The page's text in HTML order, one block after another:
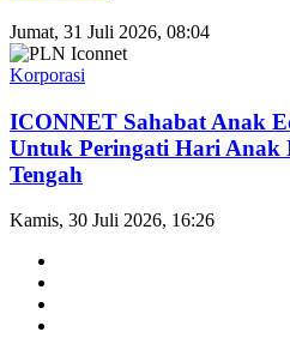
Jumat, 31 Juli 2026, 08:04
Korporasi
ICONNET Sahabat Anak
Untuk Peringati Hari Anak
Tengah
Kamis, 30 Juli 2026, 16:26